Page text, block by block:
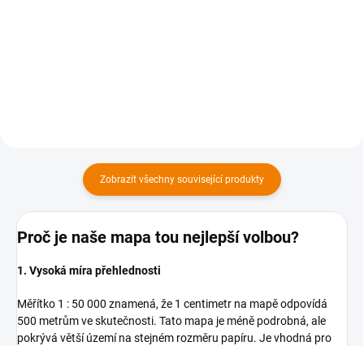
Zobrazit všechny související produkty
Proč je naše mapa tou nejlepší volbou?
1. Vysoká míra přehlednosti
Měřítko 1 : 50 000 znamená, že 1 centimetr na mapě odpovídá
500 metrům ve skutečnosti. Tato mapa je méně podrobná, ale
pokrývá větší území na stejném rozměru papíru. Je vhodná pro